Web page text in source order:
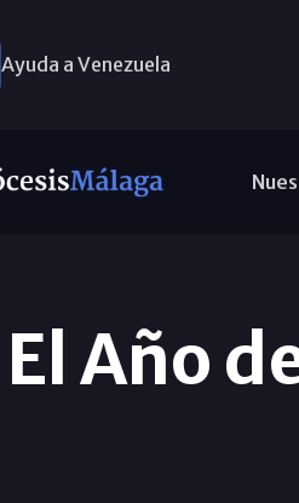
Ayuda a Venezuela
El Año